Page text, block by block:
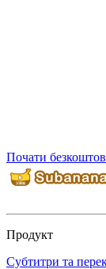
Почати
Продукт
Субтитри та